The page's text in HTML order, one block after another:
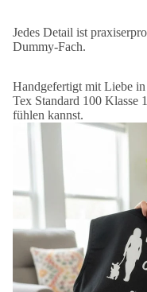
Jedes Detail ist
Dummy-Fach.
Handgefertigt mit Liebe
Tex Standard 100 Klasse
fühlen kannst.